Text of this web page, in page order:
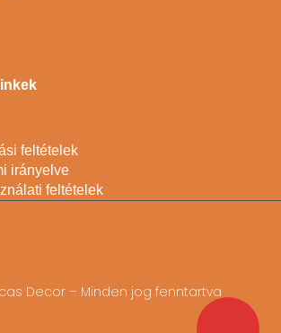
feltételek
irányelve
feltételek
Decor – Minden jog fenntartva